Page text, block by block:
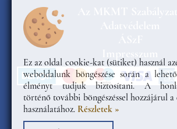
Ez az oldal cookie-kat (sütiket) használ
weboldalunk böngészése során a
élményt tudjuk biztosítani. A
történő további böngészéssel hozzájárul
használatához. Részletek »